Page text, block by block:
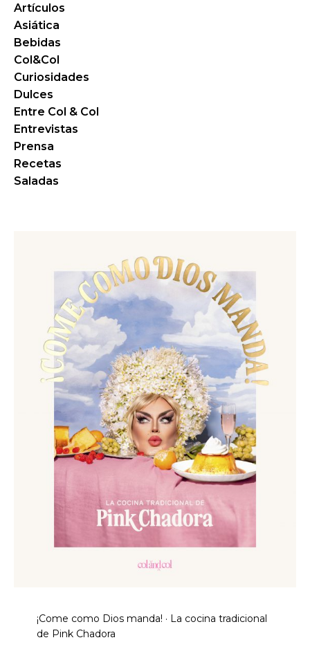
Artículos
Asiática
Bebidas
Col&Col
Curiosidades
Dulces
Entre Col & Col
Entrevistas
Prensa
Recetas
Saladas
¡Come como Dios manda! · La cocina tradicional
de Pink Chadora